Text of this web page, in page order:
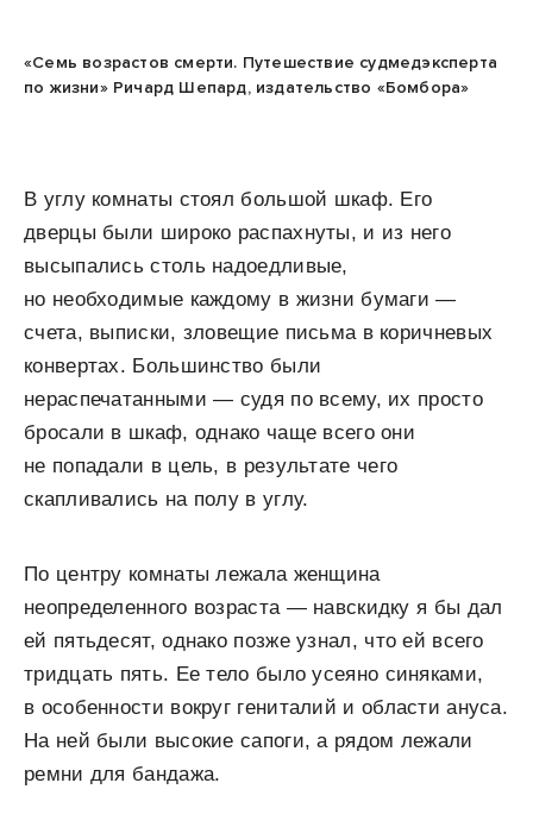
«Семь возрастов смерти. Путешествие судмедэксперта
по жизни» Ричард Шепард, издательство «Бомбора»
В углу комнаты стоял большой шкаф. Его
дверцы были широко распахнуты, и из него
высыпались столь надоедливые,
но необходимые каждому в жизни бумаги —
счета, выписки, зловещие письма в коричневых
конвертах. Большинство были
нераспечатанными — судя по всему, их просто
бросали в шкаф, однако чаще всего они
не попадали в цель, в результате чего
скапливались на полу в углу.
По центру комнаты лежала женщина
неопределенного возраста — навскидку я бы дал
ей пятьдесят, однако позже узнал, что ей всего
тридцать пять. Ее тело было усеяно синяками,
в особенности вокруг гениталий и области ануса.
На ней были высокие сапоги, а рядом лежали
ремни для бандажа.